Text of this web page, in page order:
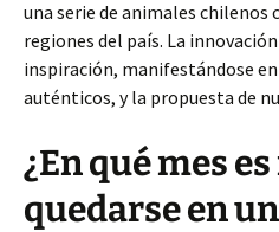
una serie de animales
regiones del país. La
inspiración, manifestándose en
auténticos, y la propuesta de
¿En qué mes
quedarse en